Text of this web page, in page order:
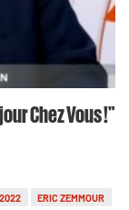
Chez Vous !"
ERIC ZEMMOUR